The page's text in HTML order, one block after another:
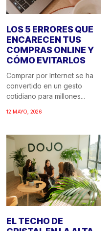
LOS 5 ERRORES QUE
ENCARECEN TUS
COMPRAS ONLINE Y
CÓMO EVITARLOS
Comprar por Internet se ha
convertido en un gesto
cotidiano para millones...
12 MAYO, 2026
EL TECHO DE